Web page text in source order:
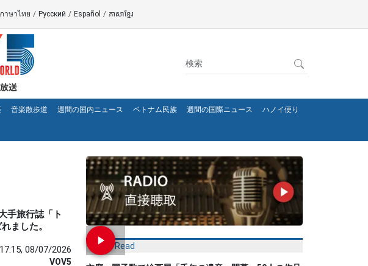
ภาษาไทย / Русский / Español / ភាសាខ្មែរ
音楽散歩道 週間の国内ニュース ベトナム民族 週間の国際ニュース ハノイ便り
手旅行誌「ト
ました。
08/07/2026
VOV5
Most Read